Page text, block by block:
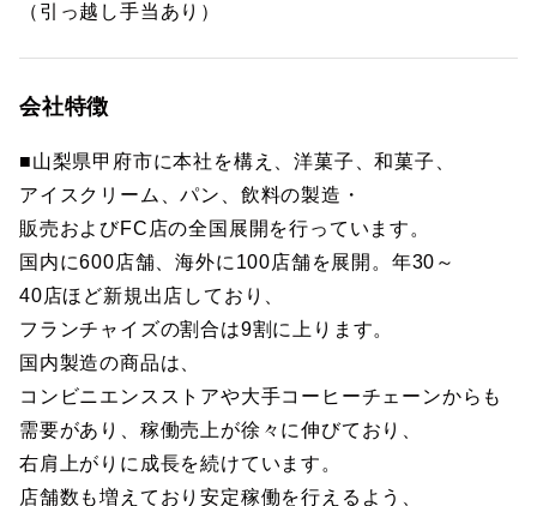
（引っ越し手当あり）
会社特徴
■山梨県甲府市に本社を構え、洋菓子、和菓子、
アイスクリーム、パン、飲料の製造・
販売およびFC店の全国展開を行っています。
国内に600店舗、海外に100店舗を展開。年30～
40店ほど新規出店しており、
フランチャイズの割合は9割に上ります。
国内製造の商品は、
コンビニエンスストアや大手コーヒーチェーンからも
需要があり、稼働売上が徐々に伸びており、
右肩上がりに成長を続けています。
店舗数も増えており安定稼働を行えるよう、